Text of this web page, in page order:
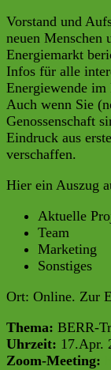
Vorstand und
neuen Menschen
Energiemarkt
Infos für alle
Energiewende im
Auch wenn Sie
Genossenschaft
Eindruck aus
verschaffen.
Hier ein Auszug
Aktuelle
Team
Marketing
Sonstiges
Ort: Online. Zur
Thema: BERR-
Uhrzeit: 17.Apr.
Zoom-Meeting: